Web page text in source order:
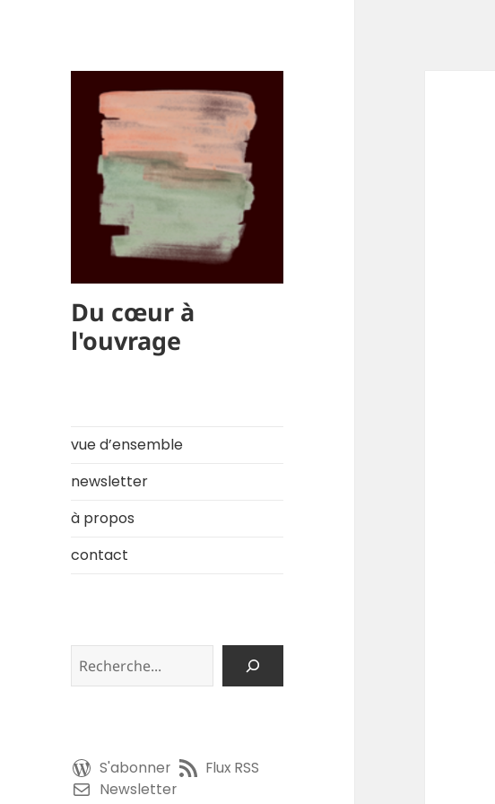
Du cœur à
l'ouvrage
vue d’ensemble
newsletter
à propos
contact
S'abonner
Flux RSS
Newsletter